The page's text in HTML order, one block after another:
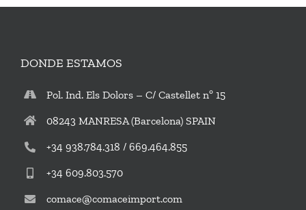
DONDE ESTAMOS
Pol. Ind. Els Dolors – C/ Castellet nº 15
08243 MANRESA (Barcelona) SPAIN
+34 938.784.318 / 669.464.855
+34 609.803.570
comace@comaceimport.com